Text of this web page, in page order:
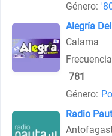
Género:
Alegría
Calama
781
Género:
Radio